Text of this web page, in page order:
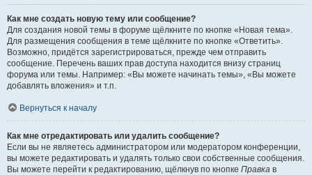
Как мне создать новую тему или сообщение?
Для создания новой темы в форуме щёлкните по кнопке «Новая тема».
Для размещения сообщения в теме щёлкните по кнопке «Ответить».
Возможно, придётся зарегистрироваться, прежде чем отправить
сообщение. Перечень ваших прав доступа находится внизу страниц
форума или темы. Например: «Вы можете начинать темы», «Вы можете
добавлять вложения» и т.п.
Вернуться к началу
Как мне отредактировать или удалить сообщение?
Если вы не являетесь администратором или модератором конференции,
вы можете редактировать и удалять только свои собственные сообщения.
Вы можете перейти к редактированию, щёлкнув по кнопке Правка в